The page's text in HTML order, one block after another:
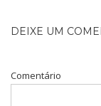
DEIXE UM
Comentário